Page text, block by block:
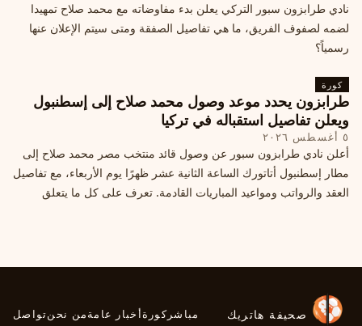
نادي طرابزون سبور التركي يعلن بدء مفاوضاته مع محمد صلاح تمهيدا
لضمه لصفوف الفريق، ما هي تفاصيل الصفقة ومتى سيتم الإعلان عنها
رسمياً؟
كورة
طرابزون يحدد موعد وصول محمد صلاح إلى إسطنبول
ويعلن تفاصيل استقباله في تركيا
٥ أغسطس ٢٠٢٦
أعلن نادي طرابزون سبور عن وصول قائد منتخب مصر محمد صلاح إلى
مطار إسطنبول أتاتورك الساعة الثانية عشر ظهرًا يوم الأربعاء، مع تفاصيل
العقد والرواتب ومواعيد المباريات القادمة. تعرف على كل ما يتعلق
صحيفة هاتريك مباشر كورةأخبار عامةمن نحنتواصل